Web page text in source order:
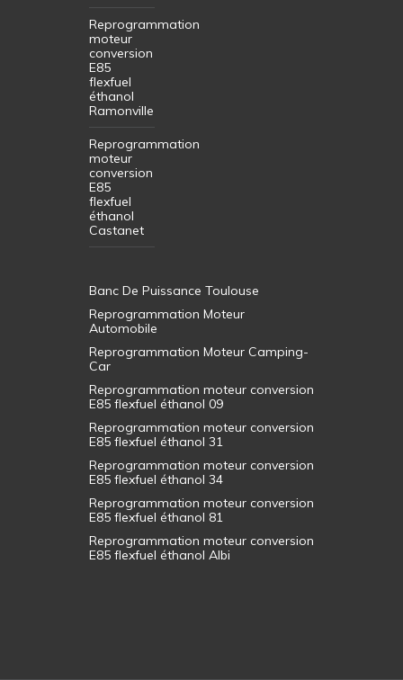
Reprogrammation
moteur
conversion
E85
flexfuel
éthanol
Ramonville
Reprogrammation
moteur
conversion
E85
flexfuel
éthanol
Castanet
Banc De Puissance Toulouse
Reprogrammation Moteur
Automobile
Reprogrammation Moteur Camping-
Car
Reprogrammation moteur conversion
E85 flexfuel éthanol 09
Reprogrammation moteur conversion
E85 flexfuel éthanol 31
Reprogrammation moteur conversion
E85 flexfuel éthanol 34
Reprogrammation moteur conversion
E85 flexfuel éthanol 81
Reprogrammation moteur conversion
E85 flexfuel éthanol Albi